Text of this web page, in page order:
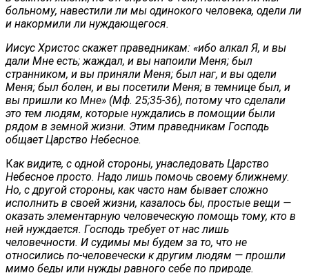
больному, навестили ли мы одинокого человека, одели ли
и накормили ли нуждающегося.
Иисус Христос скажет праведникам: «ибо алкал Я, и вы
дали Мне есть; жаждал, и вы напоили Меня; был
странником, и вы приняли Меня; был наг, и вы одели
Меня; был болен, и вы посетили Меня; в темнице был, и
вы пришли ко Мне» (Мф. 25;35-36), потому что сделали
это тем людям, которые нуждались в помощии были
рядом в земной жизни. Этим праведникам Господь
общает Царство Небесное.
Как видите, с одной стороны, унаследовать Царство
Небесное просто. Надо лишь помочь своему ближнему.
Но, с другой стороны, как часто нам бывает сложно
исполнить в своей жизни, казалось бы, простые вещи —
оказать элементарную человеческую помощь тому, кто в
ней нуждается. Господь требует от нас лишь
человечности. И судимы мы будем за то, что не
относились по-человечески к другим людям — прошли
мимо беды или нужды равного себе по природе.